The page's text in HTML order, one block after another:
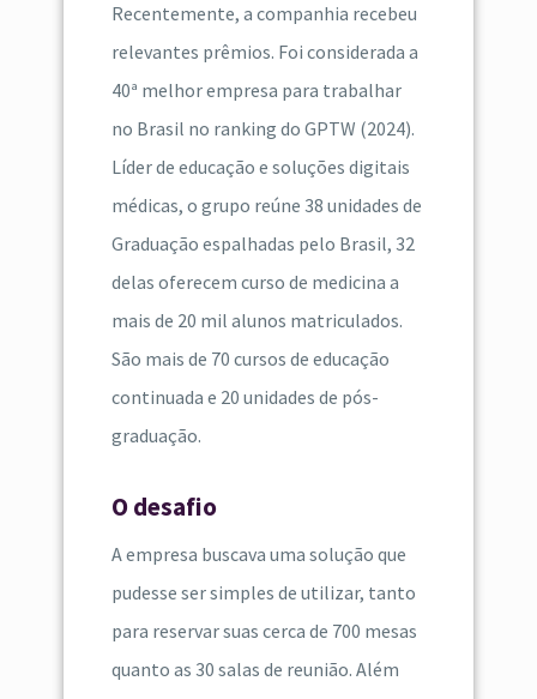
Recentemente, a companhia recebeu
relevantes prêmios. Foi considerada a
40ª melhor empresa para trabalhar
no Brasil no ranking do GPTW (2024).
Líder de educação e soluções digitais
médicas, o grupo reúne 38 unidades de
Graduação espalhadas pelo Brasil, 32
delas oferecem curso de medicina a
mais de 20 mil alunos matriculados.
São mais de 70 cursos de educação
continuada e 20 unidades de pós-
graduação.
O desafio
A empresa buscava uma solução que
pudesse ser simples de utilizar, tanto
para reservar suas cerca de 700 mesas
quanto as 30 salas de reunião. Além